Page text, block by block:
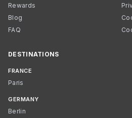
Rewards
Blog
FAQ
DESTINATIONS
FRANCE
Paris
GERMANY
Berlin